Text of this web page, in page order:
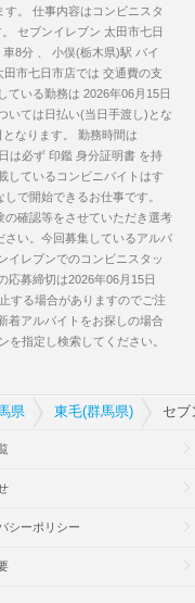
。 仕事内容はコンビニスタ
セブンイレブン 太田市七日
8分 、 小俣(栃木県)駅 バイ
市七日市店では 交通費の支
ている勤務は 2026年06月15日
いては日払い(当日手渡し)とな
なります。 勤務時間は
は必ず 印鑑 身分証明書 を持
しているコンビニバイトはす
で開始できるお仕事です。
の確認等をさせていただき選考
さい。今回募集しているアルバ
イレブンでのコンビニスタッ
応募締切は2026年06月15日
する場合がありますのでご注
着アルバイトをお探しの場合
を指定し検索してください。
県 東毛(群馬県) セブ
シーポリシー